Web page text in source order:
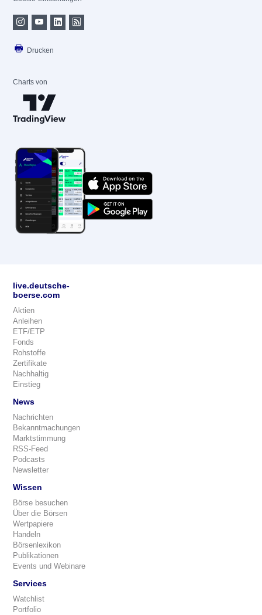
Drucken
Charts von
live.deutsche-
boerse.com
Aktien
Anleihen
ETF/ETP
Fonds
Rohstoffe
Zertifikate
Nachhaltig
Einstieg
News
Nachrichten
Bekanntmachungen
Marktstimmung
RSS-Feed
Podcasts
Newsletter
Wissen
Börse besuchen
Über die Börsen
Wertpapiere
Handeln
Börsenlexikon
Publikationen
Events und Webinare
Services
Watchlist
Portfolio